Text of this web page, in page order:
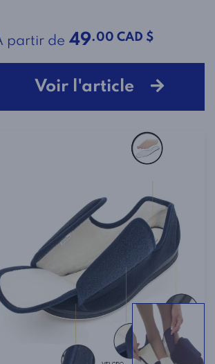
partir de 49.00 CAD $
Voir l'article